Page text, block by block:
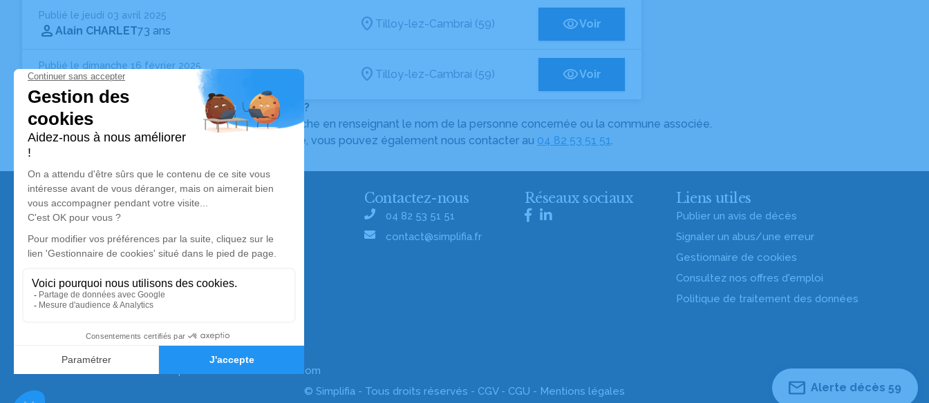
Publié le jeudi 03 avril 2025
Alain CHARLET73 ans
Tilloy-lez-Cambrai (59) Voir
Publié le dimanche 16 février 2025
Hugues BOUFFLETZ
Tilloy-lez-Cambrai (59) Voir
Vous ne trouvez pas l’avis de décès recherché ?
Pour affiner votre recherche, utilisez la barre de recherche en renseignant le nom de la personne concernée ou la commune associée.
Pour toute question relative au fonctionnement du site, vous pouvez également nous contacter au 04 82 53 51 51.
Alerte décès 59
Nos services
Avis de décès
Liste des familles
Annuaire des pompes funèbres
Livraison de fleurs
Simplifia est membre de la Silver Alliance,
premier collectif de marques dédié au mieux vieillir
www.silveralliance.com
Contactez-nous
04 82 53 51 51
contact@simplifia.fr
Réseaux sociaux Liens utiles
Publier un avis de décès
Signaler un abus/une erreur
Gestionnaire de cookies
Consultez nos offres d'emploi
Politique de traitement des données
© Simplifia - Tous droits réservés - CGV- CGU - Mentions légales